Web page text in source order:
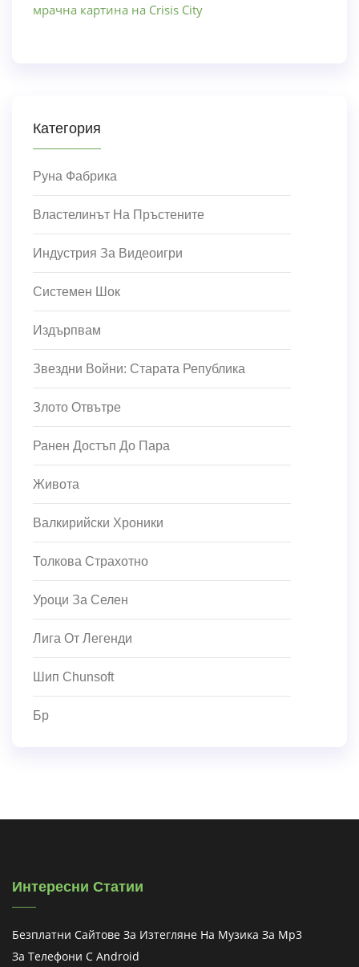
мрачна картина на Crisis City
Категория
Руна Фабрика
Властелинът На Пръстените
Индустрия За Видеоигри
Системен Шок
Издърпвам
Звездни Войни: Старата Република
Злото Отвътре
Ранен Достъп До Пара
Живота
Валкирийски Хроники
Толкова Страхотно
Уроци За Селен
Лига От Легенди
Шип Chunsoft
Бр
Интересни Статии
Безплатни Сайтове За Изтегляне На Музика За Mp3
За Телефони С Android